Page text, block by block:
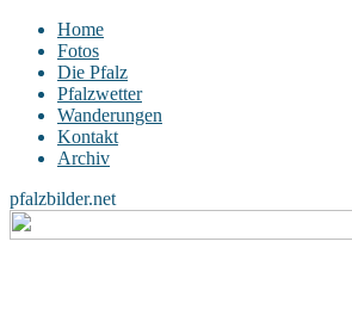
Home
Fotos
Die Pfalz
Pfalzwetter
Wanderungen
Kontakt
Archiv
pfalzbilder.net